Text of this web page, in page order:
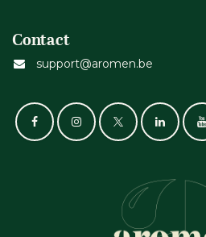
Contact
support@aromen.be